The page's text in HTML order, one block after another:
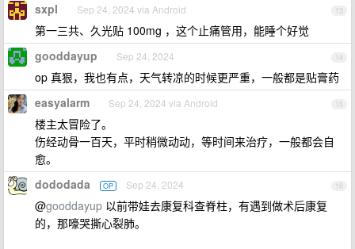
13
sxpl Sep 24, 2024 via Android
第一三共、久光贴 100mg ，这个止痛管用，能睡个好觉
14
gooddayup Sep 24, 2024
op 真狠，我也有点，天气转凉的时候更严重，一般都是贴膏药
15
easyalarm Sep 24, 2024 via Android
楼主太冒险了。
伤经动骨一百天，平时稍微动动，等时间来治疗，一般都会自
愈。
16
dododada OP Sep 24, 2024
@gooddayup 以前带娃去康复科查脊柱，有遇到做术后康复
的，那嚎哭撕心裂肺。